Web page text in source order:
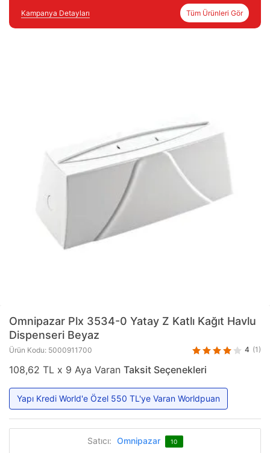
Kampanya Detayları Tüm Ürünleri Gör
Omnipazar Plx 3534-0 Yatay Z Katlı Kağıt Havlu
Dispenseri Beyaz
Ürün Kodu: 5000911700 4 (1)
108,62 TL x 9 Aya Varan Taksit Seçenekleri
Yapı Kredi World'e Özel 550 TL'ye Varan Worldpuan
Satıcı: Omnipazar 10